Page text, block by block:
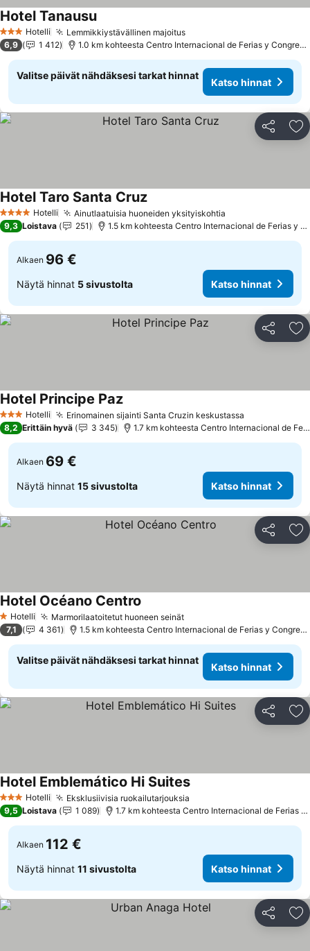
3 Tähtiluokitus
Hotelli Lemmikkiystävällinen majoitusKatso hinnat
Hotel TanausuKatso hinnat
6,9 1 412 1.0 km kohteesta Centro Internacional de Ferias y
Valitse päivät nähdäksesi tarkat hinnat
Katso hinnat
Jaa
4 Tähtiluokitus
Hotelli Ainutlaatuisia huoneiden yksityiskohtia
Hotel Taro Santa CruzKatso hinnat
9,3 Loistava 251 1.5 km kohteesta Centro Internacional de Ferias y
Alkaen 96 €
Näytä hinnat 5 sivustolta Katso hinnat
Jaa
3 Tähtiluokitus
Hotelli Erinomainen sijainti Santa Cruzin keskustassa
Hotel Principe PazKatso hinnat
8,2 Erittäin hyvä 3 345 1.7 km kohteesta Centro Internacional de
Alkaen 69 €
Näytä hinnat 15 sivustolta Katso hinnat
Jaa
1 Tähtiluokitus
Hotelli Marmorilaatoitetut huoneen seinätKatso hinnat
Hotel Océano Centro
7,1 4 361 1.5 km kohteesta Centro Internacional de Ferias y
Valitse päivät nähdäksesi tarkat hinnat
Katso hinnat
Jaa
3 Tähtiluokitus
Hotelli Eksklusiivisia ruokailutarjouksia
Hotel Emblemático Hi SuitesKatso hinnat
9,5 Loistava 1 089 1.7 km kohteesta Centro Internacional de Ferias y
Alkaen 112 €
Näytä hinnat 11 sivustolta Katso hinnat
Jaa